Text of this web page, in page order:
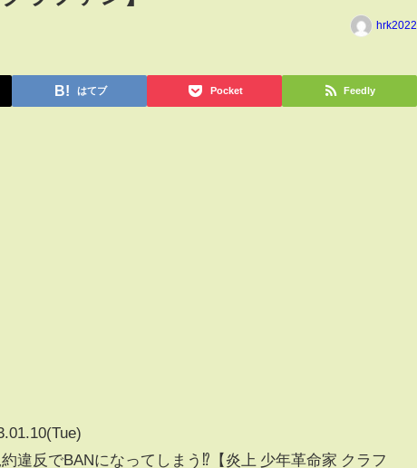
hrk2022
はてブ Pocket Feedly
約違反でBANになってしまう⁉【炎上 少年革命家 クラフ